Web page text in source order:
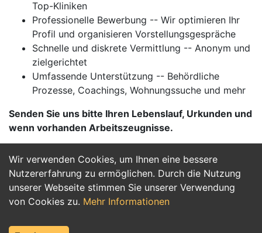
Wir verwenden Cookies, um Ihnen eine bessere
Nutzererfahrung zu ermöglichen. Durch die Nutzung
unserer Webseite stimmen Sie unserer Verwendung
von Cookies zu. Mehr Informationen
Top-Kliniken
Professionelle Bewerbung -- Wir optimieren Ihr
Profil und organisieren Vorstellungsgespräche
Schnelle und diskrete Vermittlung -- Anonym und
zielgerichtet
Umfassende Unterstützung -- Behördliche
Prozesse, Coachings, Wohnungssuche und mehr
Senden Sie uns bitte Ihren Lebenslauf, Urkunden und
wenn vorhanden Arbeitszeugnisse.
Jetzt Bewerben